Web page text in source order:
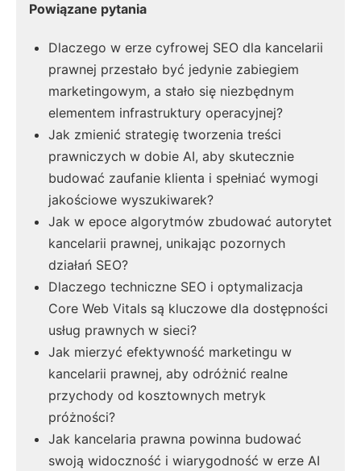
Powiązane pytania
Dlaczego w erze cyfrowej SEO dla kancelarii
prawnej przestało być jedynie zabiegiem
marketingowym, a stało się niezbędnym
elementem infrastruktury operacyjnej?
Jak zmienić strategię tworzenia treści
prawniczych w dobie AI, aby skutecznie
budować zaufanie klienta i spełniać wymogi
jakościowe wyszukiwarek?
Jak w epoce algorytmów zbudować autorytet
kancelarii prawnej, unikając pozornych
działań SEO?
Dlaczego techniczne SEO i optymalizacja
Core Web Vitals są kluczowe dla dostępności
usług prawnych w sieci?
Jak mierzyć efektywność marketingu w
kancelarii prawnej, aby odróżnić realne
przychody od kosztownych metryk
próżności?
Jak kancelaria prawna powinna budować
swoją widoczność i wiarygodność w erze AI